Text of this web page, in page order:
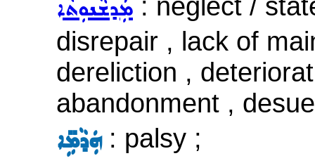
ܡܲܕܫܵܢܘܼܬܵܐ
disrepair , lack of
dereliction ,
abandonment ,
ܗܲܕܵܡܹ̈ܐ: palsy ;